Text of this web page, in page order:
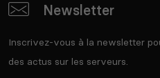
Newsletter
Inscrivez-vous à la newsletter
des actus sur les serveurs.